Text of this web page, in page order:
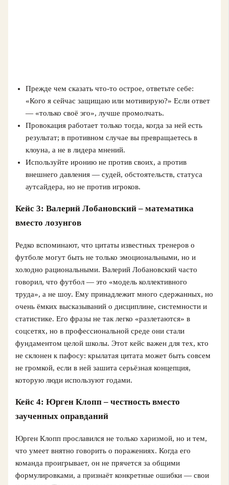
Прежде чем сказать что-то острое, ответьте себе:
«Кого я сейчас защищаю или мотивирую?» Если ответ
— «только своё эго», лучше промолчать.
Провокация работает только тогда, когда за ней есть
результат; в противном случае вы превращаетесь в
клоуна, а не в лидера мнений.
Используйте иронию не против своих, а против
внешнего давления — судей, обстоятельств, статуса
аутсайдера, но не против игроков.
Кейс 3: Валерий Лобановский – математика
вместо лозунгов
Редко вспоминают, что цитаты известных тренеров о
футболе могут быть не только эмоциональными, но и
холодно рациональными. Валерий Лобановский часто
говорил, что футбол — это «модель коллективного
труда», а не шоу. Ему принадлежит много сдержанных, но
очень ёмких высказываний о дисциплине, системности и
статистике. Его фразы не так легко «разлетаются» в
соцсетях, но в профессиональной среде они стали
фундаментом целой школы. Этот кейс важен для тех, кто
не склонен к пафосу: крылатая цитата может быть совсем
не громкой, если в ней зашита серьёзная концепция,
которую люди используют годами.
Кейс 4: Юрген Клопп – честность вместо
заученных оправданий
Юрген Клопп прославился не только харизмой, но и тем,
что умеет внятно говорить о поражениях. Когда его
команда проигрывает, он не прячется за общими
формулировками, а признаёт конкретные ошибки — свои